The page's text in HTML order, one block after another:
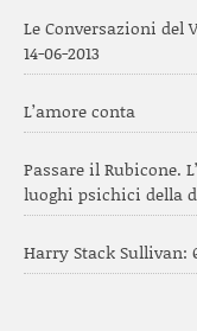
Le Conversazioni del
14-06-2013
L’amore conta
Passare il Rubicone.
luoghi psichici della
Harry Stack